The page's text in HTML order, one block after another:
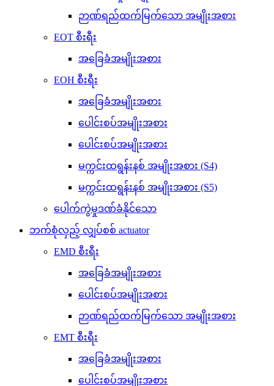
ဉာဏ်ရည်ထက်မြက်သော အမျိုးအစား
EOT စီးရီး
အခြေခံအမျိုးအစား
EOH စီးရီး
အခြေခံအမျိုးအစား
ပေါင်းစပ်အမျိုးအစား
ပေါင်းစပ်အမျိုးအစား
မက္ကင်းထရွန်းနစ် အမျိုးအစား (S4)
မက္ကင်းထရွန်းနစ် အမျိုးအစား (S5)
ပေါက်ကွဲမှုဒဏ်ခံနိုင်သော
ဘက်စုံလှည့် လျှပ်စစ် actuator
EMD စီးရီး
အခြေခံအမျိုးအစား
ပေါင်းစပ်အမျိုးအစား
ဉာဏ်ရည်ထက်မြက်သော အမျိုးအစား
EMT စီးရီး
အခြေခံအမျိုးအစား
ပေါင်းစပ်အမျိုးအစား